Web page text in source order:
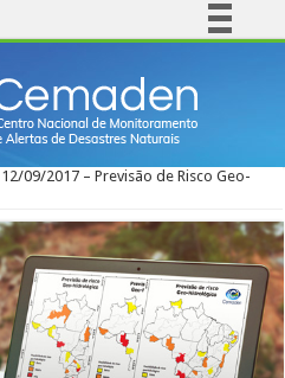
Comunica BR
Participe
Acesso à informação
Canais
12/09/2017 – Previsão de Risco Geo-